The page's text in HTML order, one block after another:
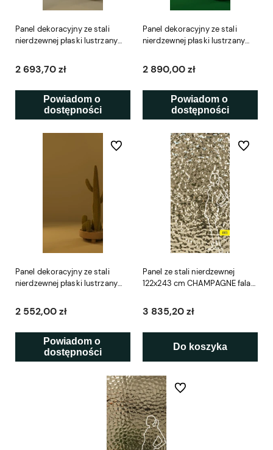
Panel dekoracyjny ze stali
nierdzewnej płaski lustrzany
2 693,70 zł
Powiadom o
dostępności
Panel dekoracyjny ze stali
nierdzewnej płaski lustrzany
2 890,00 zł
Powiadom o
dostępności
Panel dekoracyjny ze stali
nierdzewnej płaski lustrzany
2 552,00 zł
Powiadom o
dostępności
Do ulubionych
Panel ze stali nierdzewnej
122x243 cm CHAMPAGNE fala
3 835,20 zł
Do koszyka
Do
Do ulubionych